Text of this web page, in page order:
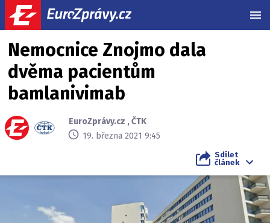
Nemocnice Znojmo dala
dvěma pacientům
bamlanivimab
EuroZprávy.cz ,ČTK
19. března 2021 9:45
Sdílet
článek